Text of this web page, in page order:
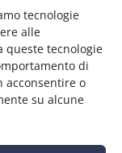
tecnologie
alle
queste tecnologie
di
acconsentire o
su alcune